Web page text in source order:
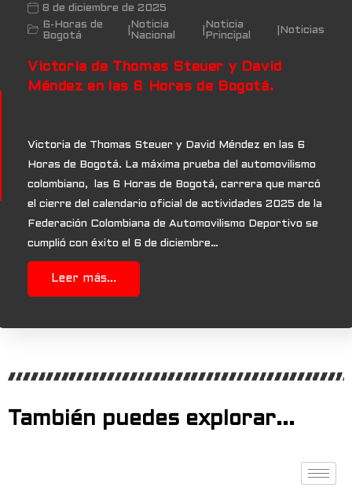
8 de diciembre de 2025
6-Horas de
Bogotá
Noticia
Nacional
Noticia
Principal
Noticias
Victoria de Thomas Steuer y David
Méndez en las 6 Horas de Bogotá.
Victoria de Thomas Steuer y David Méndez en las 6
Horas de Bogotá. La máxima prueba del automovilismo
colombiano, las 6 Horas de Bogotá, carrera que marcó
el cierre del calendario oficial de actividades 2025 de la
Federación Colombiana de Automovilismo Deportivo se
cumplió con éxito el 6 de diciembre…
Leer más...
También puedes explorar...